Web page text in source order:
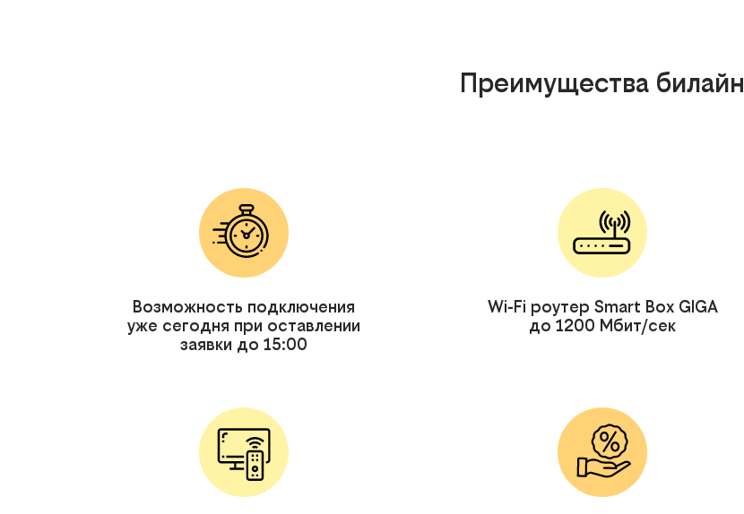
Преимущества билайн
Возможность подключения
уже сегодня при оставлении
заявки до 15:00
Wi-Fi роутер Smart Box GIGA
до 1200 Мбит/сек